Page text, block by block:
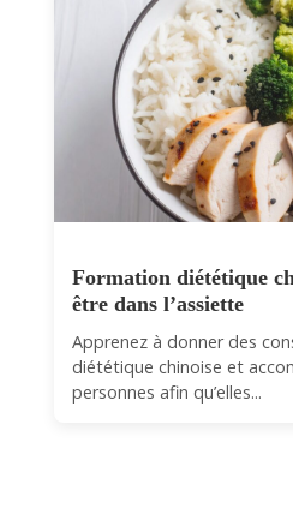
Formation diététique
être dans l’assiette
Apprenez à donner des
diététique chinoise et
personnes afin qu’elles...